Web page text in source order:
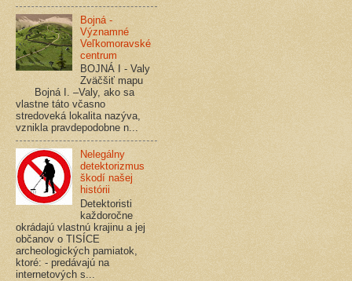
Bojná -
Významné
Veľkomoravské
centrum
BOJNÁ I - Valy
Zväčšiť mapu
Bojná I. –Valy, ako sa
vlastne táto včasno
stredoveká lokalita nazýva,
vznikla pravdepodobne n...
Nelegálny
detektorizmus
škodí našej
histórii
Detektoristi
každoročne
okrádajú vlastnú krajinu a jej
občanov o TISÍCE
archeologických pamiatok,
ktoré: - predávajú na
internetových s...